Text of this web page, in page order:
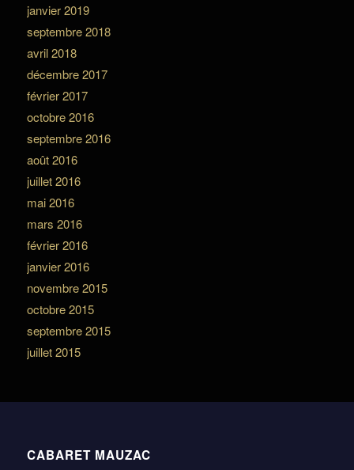
janvier 2019
septembre 2018
avril 2018
décembre 2017
février 2017
octobre 2016
septembre 2016
août 2016
juillet 2016
mai 2016
mars 2016
février 2016
janvier 2016
novembre 2015
octobre 2015
septembre 2015
juillet 2015
CABARET MAUZAC